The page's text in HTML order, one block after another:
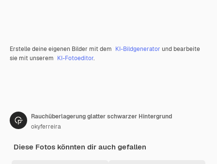
Erstelle deine eigenen Bilder mit dem KI-Bildgenerator und bearbeite
sie mit unserem KI-Fotoeditor.
Rauchüberlagerung glatter schwarzer Hintergrund
okyferreira
Diese Fotos könnten dir auch gefallen